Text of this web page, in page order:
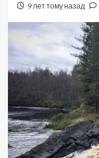
9 лет тому назад